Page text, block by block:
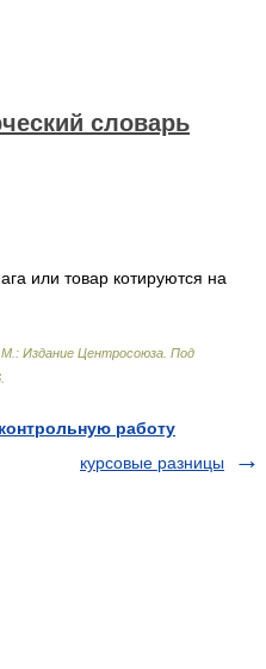
словарь
или товар котируются на
Издание Центросоюза Под
работу
курсовые разницы